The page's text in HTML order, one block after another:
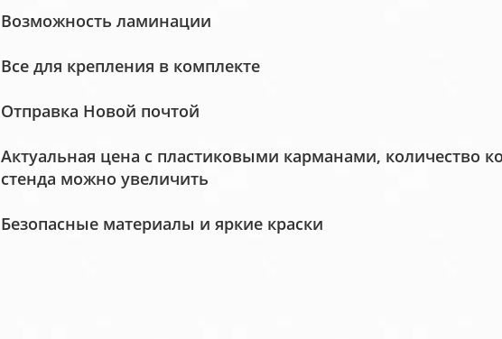
Возможность ламинации
Все для крепления в комплекте
Отправка Новой почтой
Актуальная цена с пластиковыми карманами, количество
стенда можно увеличить
Безопасные материалы и яркие краски